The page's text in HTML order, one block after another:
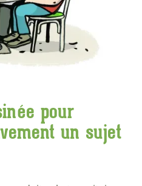
pour
un sujet